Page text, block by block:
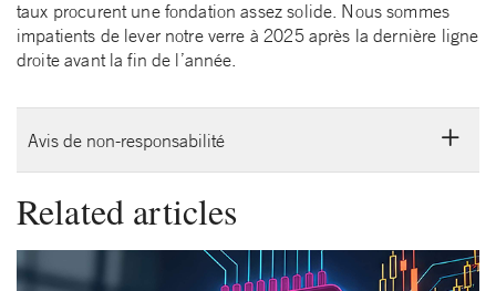
taux procurent une fondation assez solide. Nous sommes
impatients de lever notre verre à 2025 après la dernière ligne
droite avant la fin de l’année.
Avis de non-responsabilité
Related articles